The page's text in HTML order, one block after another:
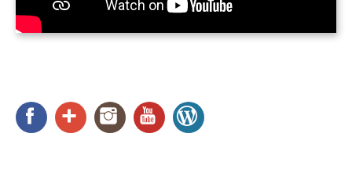
FacebookGoogle+ InstagramYouTube